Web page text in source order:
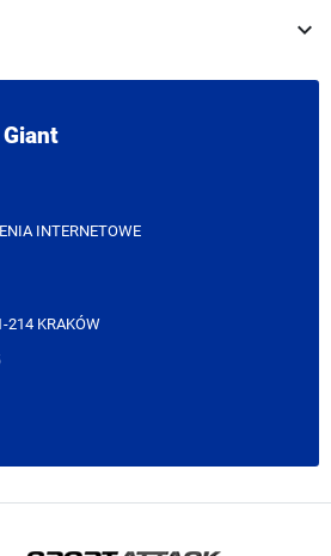

INTERNETOWE
214 KRAKÓW